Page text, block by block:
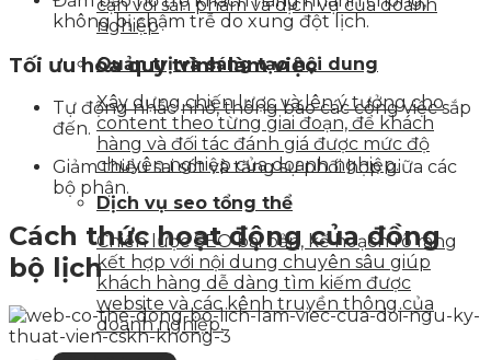
cận với sản phẩm và dịch vụ của doanh
nghiệp
Quản trị và sáng tạo nội dung
Xây dựng chiến lược và lên ý tưởng cho
content theo từng giai đoạn, để khách
hàng và đối tác đánh giá được mức độ
chuyên nghiệp của doanh nghiệp.
Dịch vụ seo tổng thể
Chiến lược SEO bài bản, kế hoạch rõ ràng
kết hợp với nội dung chuyên sâu giúp
khách hàng dễ dàng tìm kiếm được
website và các kênh truyền thông của
doanh nghiệp.
không bị chậm trễ do xung đột lịch.
Tối ưu hóa quy trình làm việc
Tự động nhắc nhở, thông báo các công việc sắp
đến.
Giảm thiểu sai sót và tăng sự phối hợp giữa các
bộ phận.
Cách thức hoạt động của đồng
bộ lịch